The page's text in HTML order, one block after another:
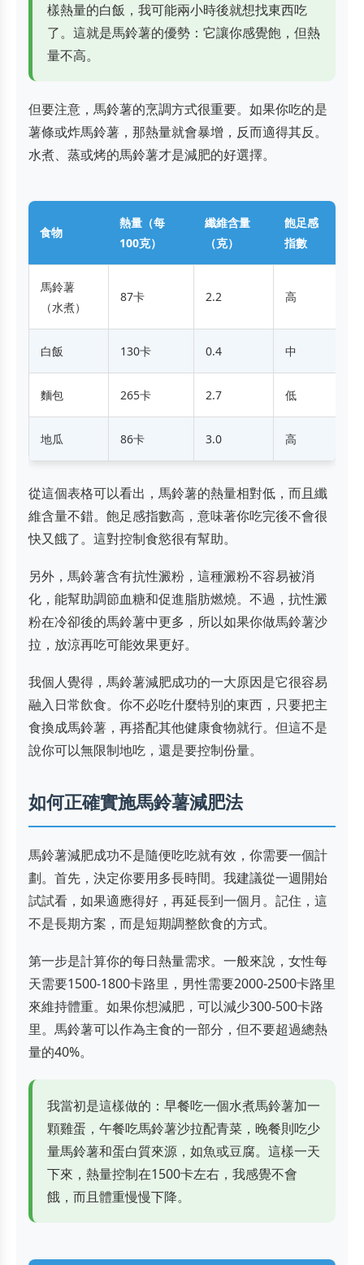
樣熱量的白飯，我可能兩小時後就想找東西吃
了。這就是馬鈴薯的優勢：它讓你感覺飽，但熱
量不高。
但要注意，馬鈴薯的烹調方式很重要。如果你吃的是
薯條或炸馬鈴薯，那熱量就會暴增，反而適得其反。
水煮、蒸或烤的馬鈴薯才是減肥的好選擇。
食物
熱量（每
100克）
纖維含量
（克）
飽足感
指數
馬鈴薯
（水煮）
87卡 2.2 高
白飯 130卡 0.4 中
麵包 265卡 2.7 低
地瓜 86卡 3.0 高
從這個表格可以看出，馬鈴薯的熱量相對低，而且纖
維含量不錯。飽足感指數高，意味著你吃完後不會很
快又餓了。這對控制食慾很有幫助。
另外，馬鈴薯含有抗性澱粉，這種澱粉不容易被消
化，能幫助調節血糖和促進脂肪燃燒。不過，抗性澱
粉在冷卻後的馬鈴薯中更多，所以如果你做馬鈴薯沙
拉，放涼再吃可能效果更好。
我個人覺得，馬鈴薯減肥成功的一大原因是它很容易
融入日常飲食。你不必吃什麼特別的東西，只要把主
食換成馬鈴薯，再搭配其他健康食物就行。但這不是
說你可以無限制地吃，還是要控制份量。
如何正確實施馬鈴薯減肥法
馬鈴薯減肥成功不是隨便吃吃就有效，你需要一個計
劃。首先，決定你要用多長時間。我建議從一週開始
試試看，如果適應得好，再延長到一個月。記住，這
不是長期方案，而是短期調整飲食的方式。
第一步是計算你的每日熱量需求。一般來說，女性每
天需要1500-1800卡路里，男性需要2000-2500卡路里
來維持體重。如果你想減肥，可以減少300-500卡路
里。馬鈴薯可以作為主食的一部分，但不要超過總熱
量的40%。
我當初是這樣做的：早餐吃一個水煮馬鈴薯加一
顆雞蛋，午餐吃馬鈴薯沙拉配青菜，晚餐則吃少
量馬鈴薯和蛋白質來源，如魚或豆腐。這樣一天
下來，熱量控制在1500卡左右，我感覺不會
餓，而且體重慢慢下降。